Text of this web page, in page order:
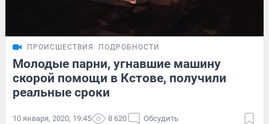
ПРОИСШЕСТВИЯ ПОДРОБНОСТИ
Молодые парни, угнавшие машину
скорой помощи в Кстове, получили
реальные сроки
10 января, 2020, 19:45 8 620 Обсудить